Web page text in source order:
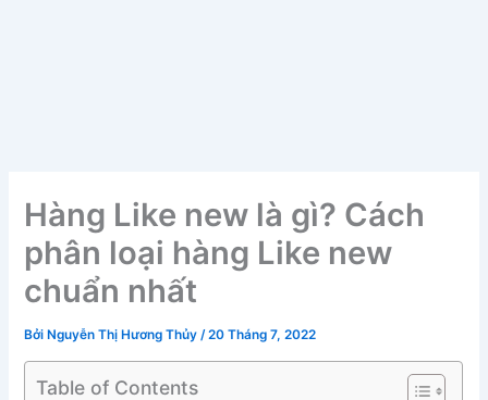
Hàng Like new là gì? Cách
phân loại hàng Like new
chuẩn nhất
Bởi Nguyễn Thị Hương Thủy/20 Tháng 7, 2022
Table of Contents